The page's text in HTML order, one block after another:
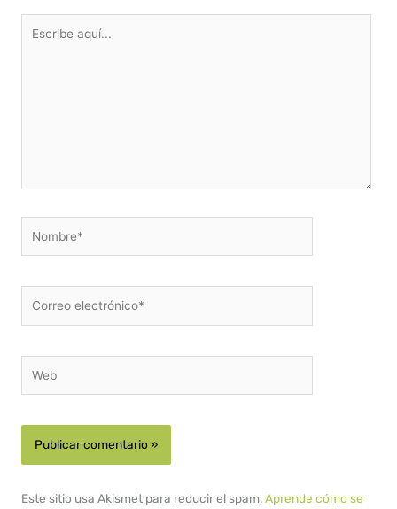
aquí...
electrónico*
Este sitio usa Akismet para reducir el spam.Aprende cómo se